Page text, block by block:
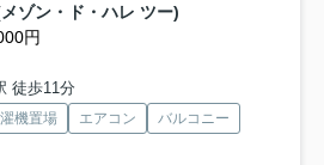
ゾン・ド・ハレ ツー)
円
徒歩11分
機置場 エアコン
バルコニー